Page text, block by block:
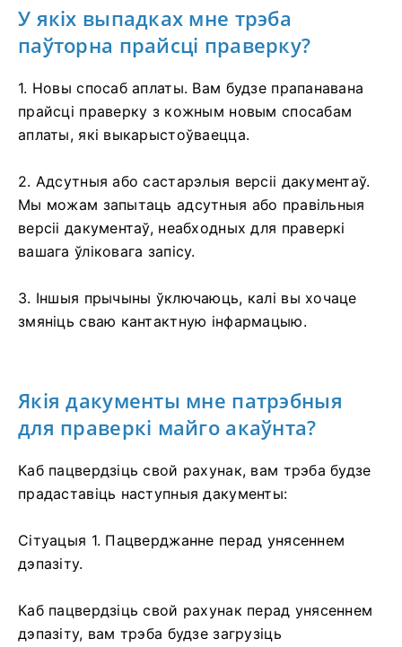
У якіх выпадках мне трэба
паўторна прайсці праверку?
1. Новы спосаб аплаты. Вам будзе прапанавана
прайсці праверку з кожным новым спосабам
аплаты, які выкарыстоўваецца.
2. Адсутныя або састарэлыя версіі дакументаў.
Мы можам запытаць адсутныя або правільныя
версіі дакументаў, неабходных для праверкі
вашага ўліковага запісу.
3. Іншыя прычыны ўключаюць, калі вы хочаце
змяніць сваю кантактную інфармацыю.
Якія дакументы мне патрэбныя
для праверкі майго акаўнта?
Каб пацвердзіць свой рахунак, вам трэба будзе
прадаставіць наступныя дакументы:
Сітуацыя 1. Пацверджанне перад унясеннем
дэпазіту.
Каб пацвердзіць свой рахунак перад унясеннем
дэпазіту, вам трэба будзе загрузіць